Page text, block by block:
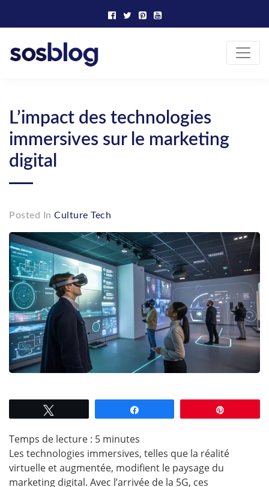
content
L’impact des technologies
immersives sur le marketing
digital
Posted In Culture Tech
Temps de lecture : 5 minutes
Les technologies immersives, telles que la réalité
virtuelle et augmentée, modifient le paysage du
marketing digital. Avec l’arrivée de la 5G, ces